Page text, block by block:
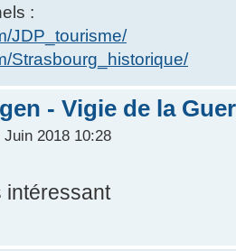
:
JDP_tourisme/
Strasbourg_historique/
- Vigie de la
2018 10:28
intéressant